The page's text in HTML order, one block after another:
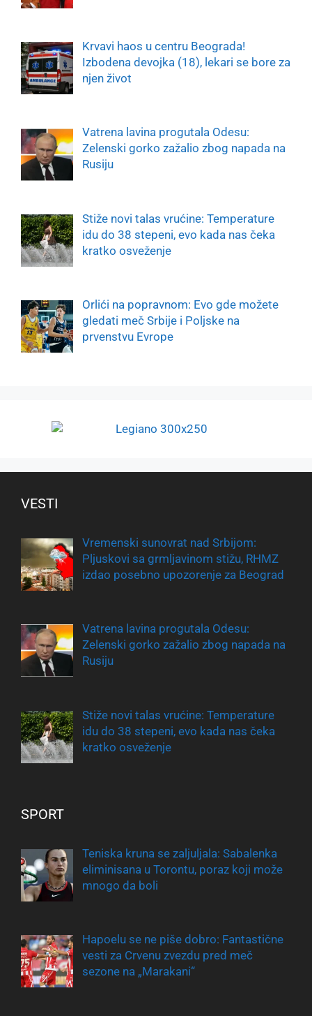
Krvavi haos u centru Beograda!
Izbodena devojka (18), lekari se bore za
njen život
Vatrena lavina progutala Odesu:
Zelenski gorko zažalio zbog napada na
Rusiju
Stiže novi talas vrućine: Temperature
idu do 38 stepeni, evo kada nas čeka
kratko osveženje
Orlići na popravnom: Evo gde možete
gledati meč Srbije i Poljske na
prvenstvu Evrope
VESTI
Vremenski sunovrat nad Srbijom:
Pljuskovi sa grmljavinom stižu, RHMZ
izdao posebno upozorenje za Beograd
Vatrena lavina progutala Odesu:
Zelenski gorko zažalio zbog napada na
Rusiju
Stiže novi talas vrućine: Temperature
idu do 38 stepeni, evo kada nas čeka
kratko osveženje
SPORT
Teniska kruna se zaljuljala: Sabalenka
eliminisana u Torontu, poraz koji može
mnogo da boli
Hapoelu se ne piše dobro: Fantastične
vesti za Crvenu zvezdu pred meč
sezone na „Marakani“